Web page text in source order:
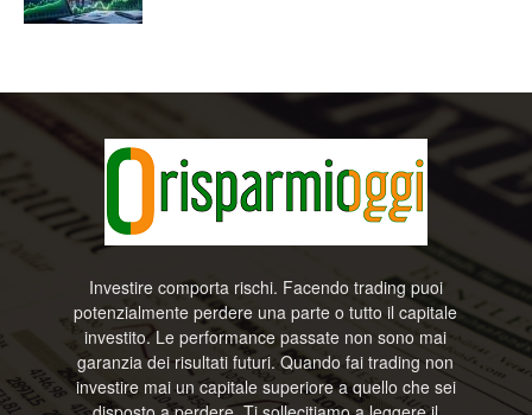
Investire comporta rischi. Facendo trading puoi
potenzialmente perdere una parte o tutto il capitale
investito. Le performance passate non sono mai
garanzia dei risultati futuri. Quando fai trading non
investire mai un capitale superiore a quello che sei